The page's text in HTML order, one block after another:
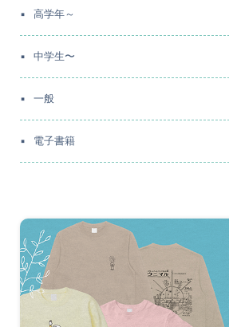
高学年～
中学生〜
一般
電子書籍